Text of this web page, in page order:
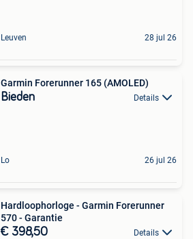
Leuven 28 jul 26
Garmin Forerunner 165 (AMOLED)
Bieden Details
Lo 26 jul 26
Hardloophorloge - Garmin Forerunner
570 - Garantie
€ 398,50 Details